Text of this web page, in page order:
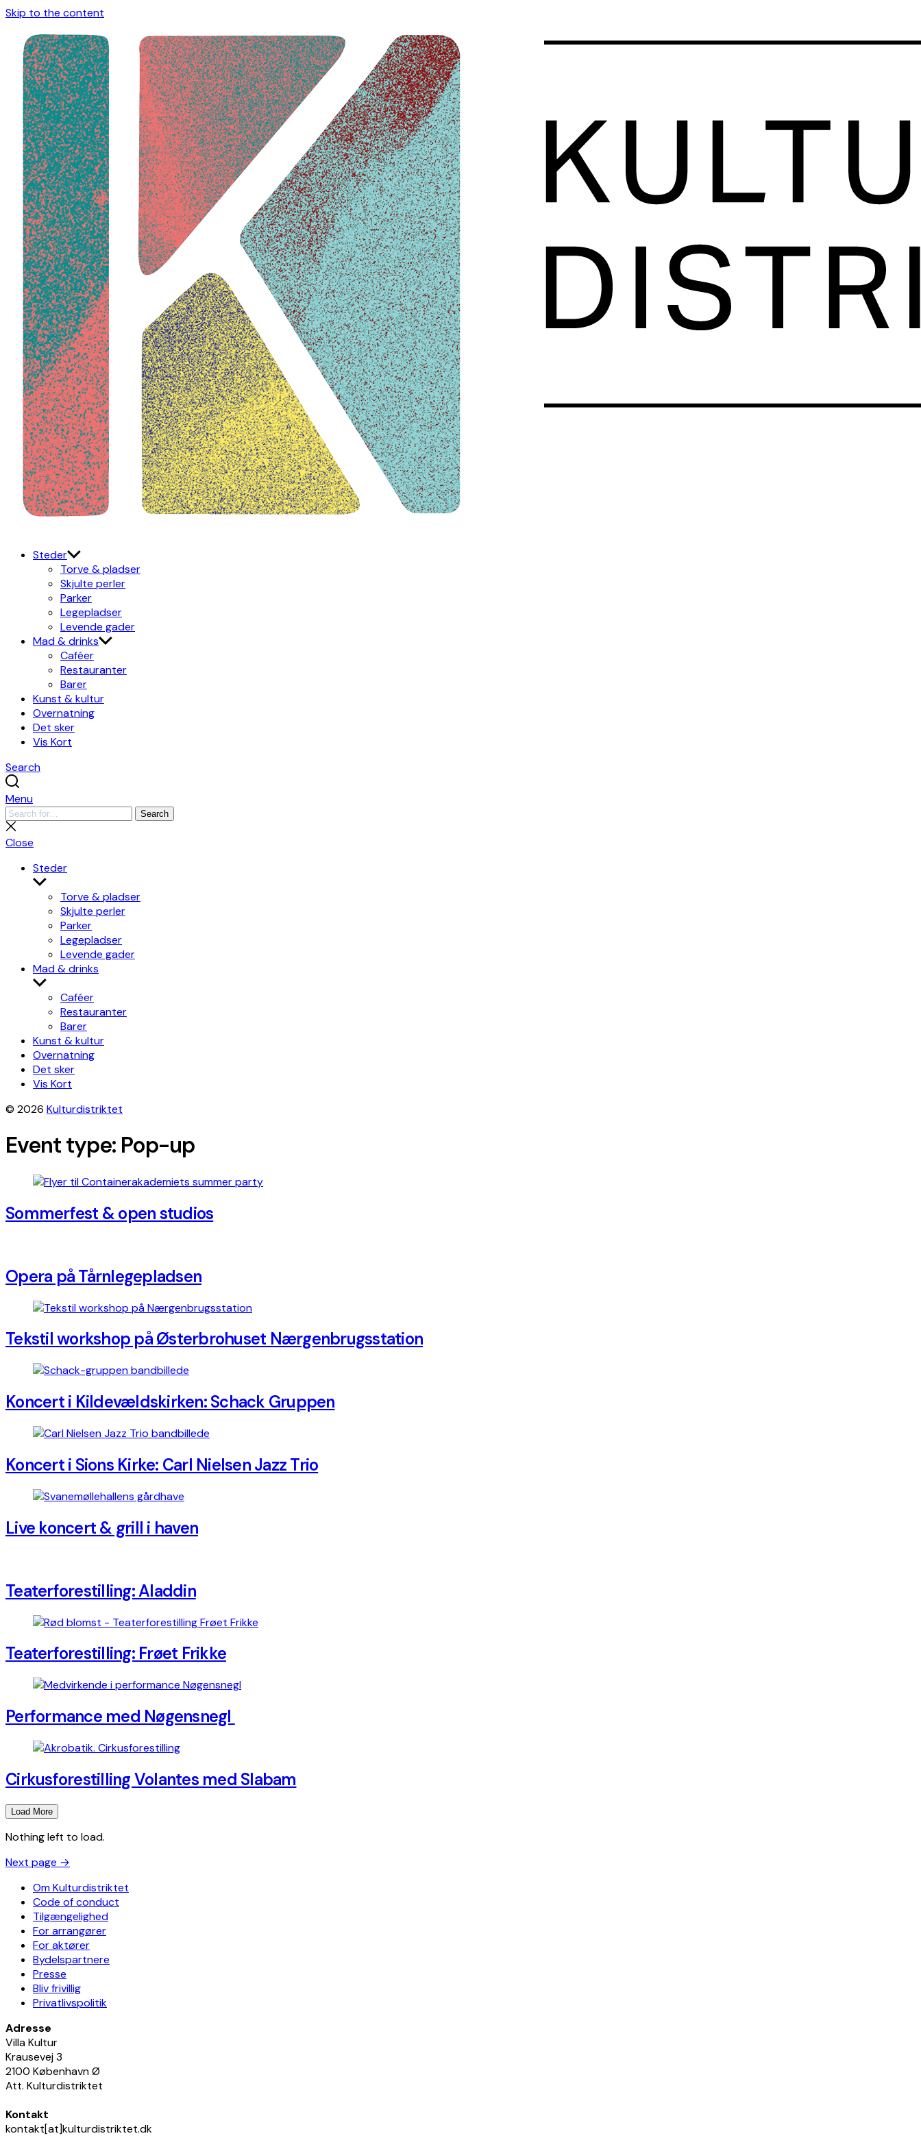
Skip to the content
Steder
Torve & pladser
Skjulte perler
Parker
Legepladser
Levende gader
Mad & drinks
Caféer
Restauranter
Barer
Kunst & kultur
Overnatning
Det sker
Vis Kort
Search
Menu
Search
for:
Search
Close
search
Close
Steder
Show
sub
menu
Torve & pladser
Skjulte perler
Parker
Legepladser
Levende gader
Mad & drinks
Show
sub
menu
Caféer
Restauranter
Barer
Kunst & kultur
Overnatning
Det sker
Vis Kort
© 2026 Kulturdistriktet
Event type: Pop-up
Sommerfest & open studios
Opera på Tårnlegepladsen
Tekstil workshop på Østerbrohuset Nærgenbrugsstation
Koncert i Kildevældskirken: Schack Gruppen
Koncert i Sions Kirke: Carl Nielsen Jazz Trio
Live koncert & grill i haven
Teaterforestilling: Aladdin
Teaterforestilling: Frøet Frikke
Performance med Nøgensnegl
Cirkusforestilling Volantes med Slabam
Load More
Nothing left to load.
Next page →
Om Kulturdistriktet
Code of conduct
Tilgængelighed
For arrangører
For aktører
Bydelspartnere
Presse
Bliv frivillig
Privatlivspolitik
Adresse
Villa Kultur
Krausevej 3
2100 København Ø
Att. Kulturdistriktet
Kontakt
kontakt[at]kulturdistriktet.dk